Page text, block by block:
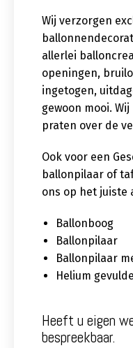
Wij verzorgen
allerlei
openingen,
ingetogen,
gewoon mooi.
praten over de
Ook voor een
ballonpilaar of
ons op het juiste
Ballonboog
Ballonpilaar
Ballonpilaar
Helium
Heeft u eigen
bespreekbaar.